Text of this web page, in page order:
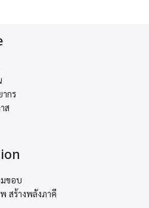
ากร
ส
ขอบ
สร้างพลังภาคี